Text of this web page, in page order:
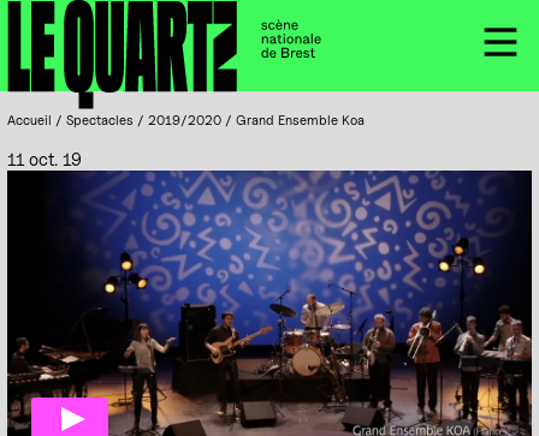
Panneau de gestion des cookies
Accueil
Menu
Accueil / Spectacles / 2019/2020 / Grand Ensemble Koa
11 oct. 19